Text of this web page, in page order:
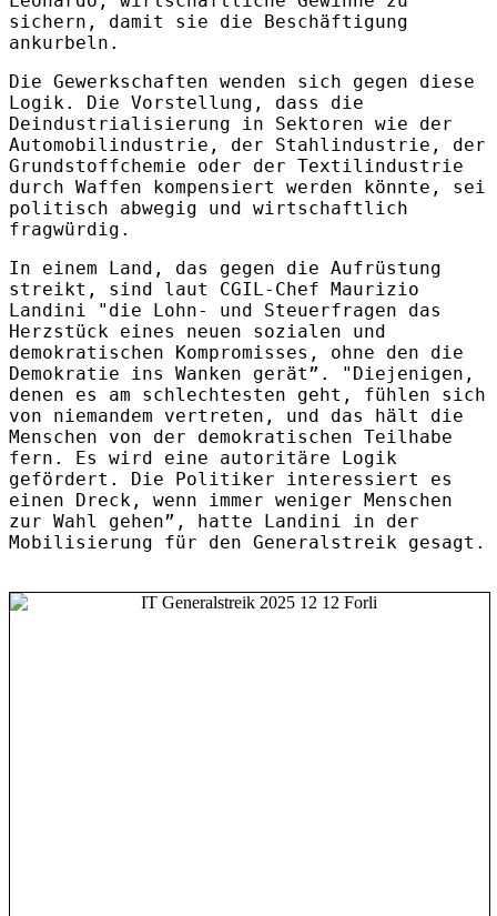
sichern, damit sie die Beschäftigung
ankurbeln.
Die Gewerkschaften wenden sich gegen diese
Logik. Die Vorstellung, dass die
Deindustrialisierung in Sektoren wie der
Automobilindustrie, der Stahlindustrie, der
Grundstoffchemie oder der Textilindustrie
durch Waffen kompensiert werden könnte, sei
politisch abwegig und wirtschaftlich
fragwürdig.
In einem Land, das gegen die Aufrüstung
streikt, sind laut CGIL-Chef Maurizio
Landini "die Lohn- und Steuerfragen das
Herzstück eines neuen sozialen und
demokratischen Kompromisses, ohne den die
Demokratie ins Wanken gerät”. "Diejenigen,
denen es am schlechtesten geht, fühlen sich
von niemandem vertreten, und das hält die
Menschen von der demokratischen Teilhabe
fern. Es wird eine autoritäre Logik
gefördert. Die Politiker interessiert es
einen Dreck, wenn immer weniger Menschen
zur Wahl gehen”, hatte Landini in der
Mobilisierung für den Generalstreik gesagt.